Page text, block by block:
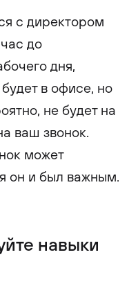
с директором
до
дня,
в офисе, но
не будет на
ваш звонок.
может
он и был важным.
навыки